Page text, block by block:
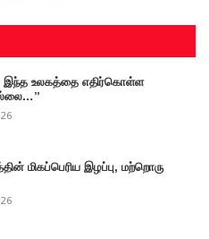
இந்த உலகத்தை எதிர்கொள்ள
மிகப்பெரிய இழப்பு, மற்றொரு